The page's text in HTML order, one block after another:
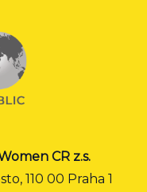
CR z.s.
110 00 Praha 1